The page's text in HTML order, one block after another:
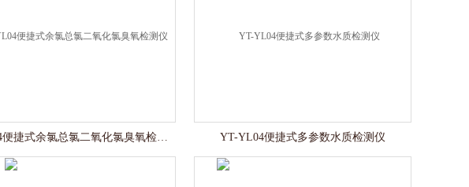
YT-YL04便捷式余氯总氯二氧化氯臭氧检测仪 YT-YL04便捷式多参数水质检测仪